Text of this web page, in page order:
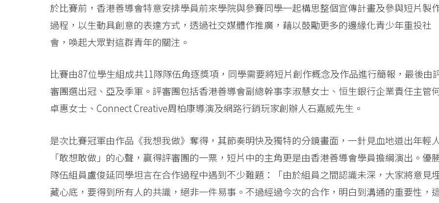
Baptist
University
於比賽前，香港善導會特意安排學員前來學院與參賽同學一起構思整個宣傳計畫及參與短片製
過程，以生動具創意的表達方式，透過社交媒體作推廣，藉以鼓勵更多的邊緣化青少年重投社
會，喚起大眾對這群青年的關注。
比賽由87位學生組成共11隊隊伍角逐獎項，同學需要將短片創作概念及作品進行簡報，最後由
審團選出冠、亞及季軍。評審團包括香港善導會副總幹事李淑慧女士、恒生銀行企業責任主管
卓惠女士、Connect Creative周柏康導演及網路行銷玩家創辦人石嘉威先生。
是次比賽冠軍由作品《我想我做》奪得，其節奏明快及獨特的分鏡畫面，一針見血地道出年輕
「敢想敢做」的心聲，贏得評審團的一票，短片中的主角更是由香港善導會學員擔綱演出。優
隊伍組員盧俊延同學坦言在合作過程中遇到不少難題：「由於組員之間認識未深，大家將意見
藏心底，要得到所有人的共識，絕非一件易事。不過經過今次的合作，明白到溝通的重要性，